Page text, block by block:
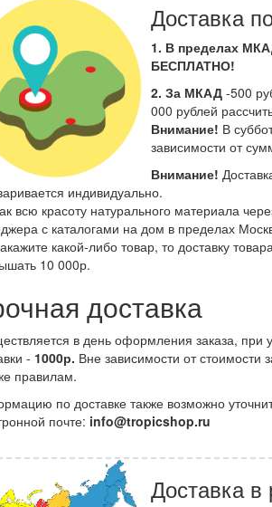
Доставка
1. В пределах
БЕСПЛАТНО!
2. За МКАД -500
000 рублей
Внимание! В
зависимости от
Внимание!
индивидуально.
всю красоту натурального материала
с каталогами на дом в пределах
какой-либо товар, то доставку
10 000р.
доставка
в день оформления заказа, при
- 1000р. Вне зависимости от стоимости
правилам.
по доставке также возможно
почте: info@tropicshop.ru
Доставка в